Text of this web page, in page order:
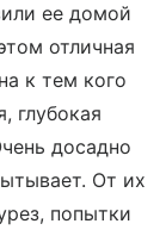
ее домой
отличная
к тем кого
глубокая
досадно
От их
попытки